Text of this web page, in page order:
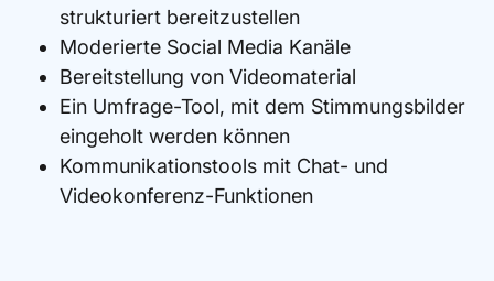
strukturiert bereitzustellen
Moderierte Social Media Kanäle
Bereitstellung von Videomaterial
Ein Umfrage-Tool, mit dem Stimmungsbilder
eingeholt werden können
Kommunikationstools mit Chat- und
Videokonferenz-Funktionen